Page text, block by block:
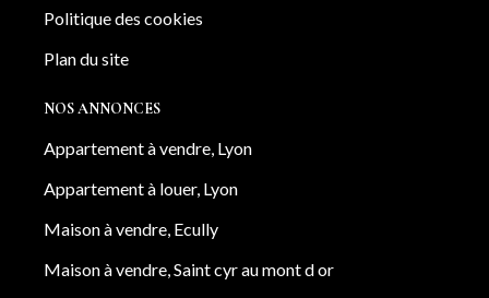
Politique des cookies
Plan du site
NOS ANNONCES
Appartement à vendre, Lyon
Appartement à louer, Lyon
Maison à vendre, Ecully
Maison à vendre, Saint cyr au mont d or